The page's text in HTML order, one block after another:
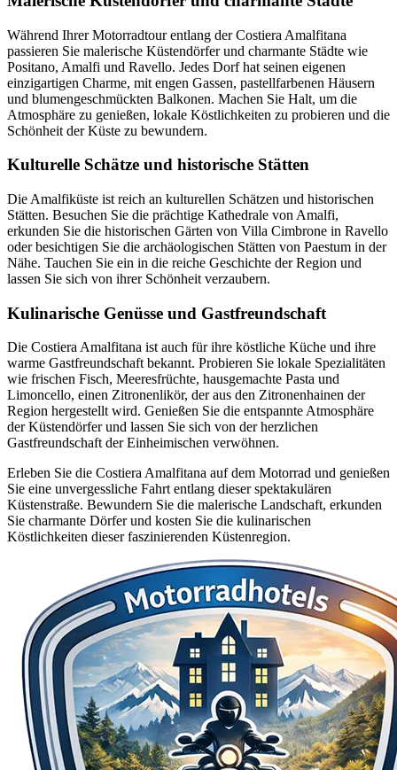
Während Ihrer Motorradtour entlang der Costiera Amalfitana
passieren Sie malerische Küstendörfer und charmante Städte wie
Positano, Amalfi und Ravello. Jedes Dorf hat seinen eigenen
einzigartigen Charme, mit engen Gassen, pastellfarbenen Häusern
und blumengeschmückten Balkonen. Machen Sie Halt, um die
Atmosphäre zu genießen, lokale Köstlichkeiten zu probieren und die
Schönheit der Küste zu bewundern.
Kulturelle Schätze und historische Stätten
Die Amalfiküste ist reich an kulturellen Schätzen und historischen
Stätten. Besuchen Sie die prächtige Kathedrale von Amalfi,
erkunden Sie die historischen Gärten von Villa Cimbrone in Ravello
oder besichtigen Sie die archäologischen Stätten von Paestum in der
Nähe. Tauchen Sie ein in die reiche Geschichte der Region und
lassen Sie sich von ihrer Schönheit verzaubern.
Kulinarische Genüsse und Gastfreundschaft
Die Costiera Amalfitana ist auch für ihre köstliche Küche und ihre
warme Gastfreundschaft bekannt. Probieren Sie lokale Spezialitäten
wie frischen Fisch, Meeresfrüchte, hausgemachte Pasta und
Limoncello, einen Zitronenlikör, der aus den Zitronenhainen der
Region hergestellt wird. Genießen Sie die entspannte Atmosphäre
der Küstendörfer und lassen Sie sich von der herzlichen
Gastfreundschaft der Einheimischen verwöhnen.
Erleben Sie die Costiera Amalfitana auf dem Motorrad und genießen
Sie eine unvergessliche Fahrt entlang dieser spektakulären
Küstenstraße. Bewundern Sie die malerische Landschaft, erkunden
Sie charmante Dörfer und kosten Sie die kulinarischen
Köstlichkeiten dieser faszinierenden Küstenregion.